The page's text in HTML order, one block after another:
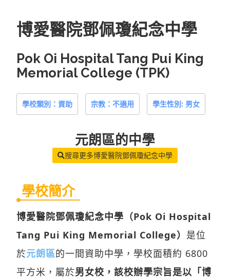
博愛醫院鄧佩瓊紀念中學
Pok Oi Hospital Tang Pui King
Memorial College (TPK)
學校類別：資助 宗教：不適用 學生性別: 男女
元朗區的中學
搜尋更多博愛醫院鄧佩瓊紀念中學
學校簡介
博愛醫院鄧佩瓊紀念中學（Pok Oi Hospital
Tang Pui King Memorial College） 是位
於元朗區的一間資助中學，學校面積約 6800
平方米，屬於男女校，該校辦學宗旨是以「博